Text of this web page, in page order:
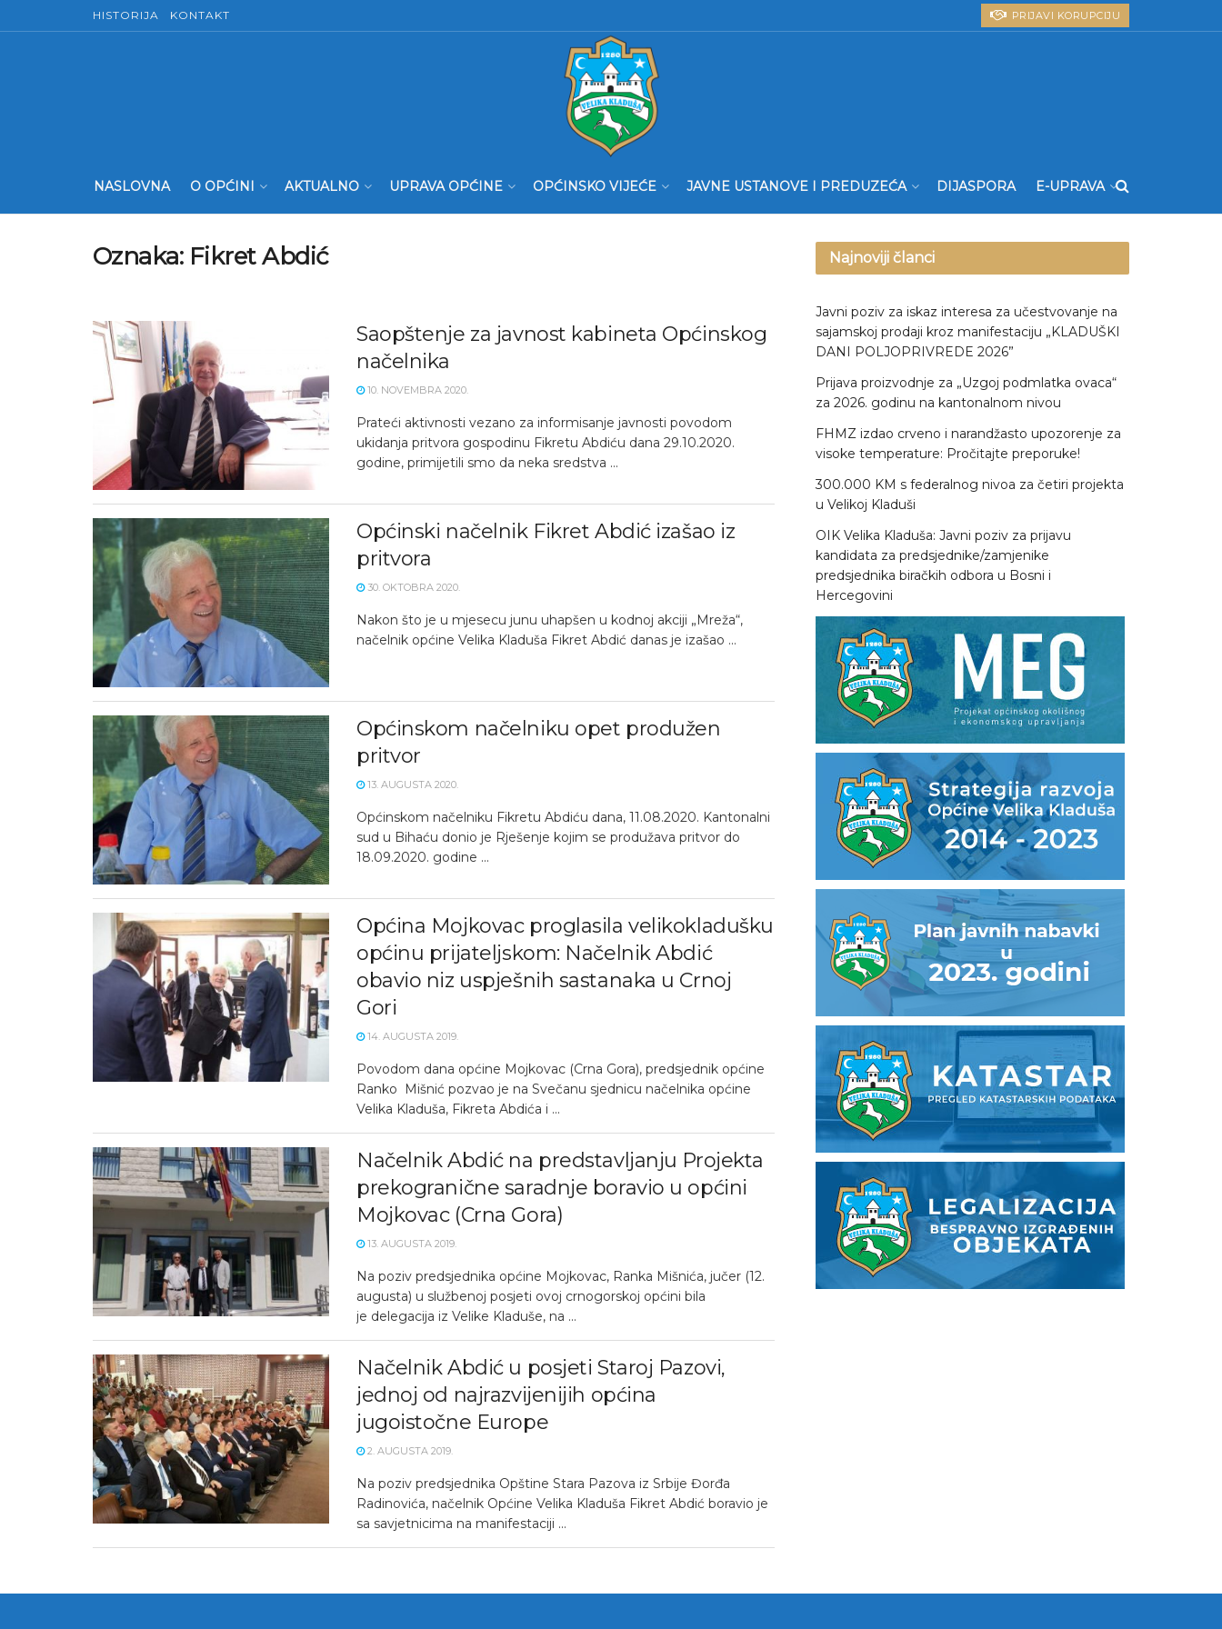
HISTORIJA KONTAKT PRIJAVI KORUPCIJU
NASLOVNA O OPĆINI AKTUALNO UPRAVA OPĆINE OPĆINSKO VIJEĆE JAVNE USTANOVE I PREDUZEĆA DIJASPORA E-UPRAVA
Oznaka: Fikret Abdić
Saopštenje za javnost kabineta Općinskog
načelnika
10. NOVEMBRA 2020.
Prateći aktivnosti vezano za informisanje javnosti povodom
ukidanja pritvora gospodinu Fikretu Abdiću dana 29.10.2020.
godine, primijetili smo da neka sredstva ...
Općinski načelnik Fikret Abdić izašao iz
pritvora
30. OKTOBRA 2020.
Nakon što je u mjesecu junu uhapšen u kodnoj akciji „Mreža“,
načelnik općine Velika Kladuša Fikret Abdić danas je izašao ...
Općinskom načelniku opet produžen
pritvor
13. AUGUSTA 2020.
Općinskom načelniku Fikretu Abdiću dana, 11.08.2020. Kantonalni
sud u Bihaću donio je Rješenje kojim se produžava pritvor do
18.09.2020. godine ...
Općina Mojkovac proglasila velikokladušku
općinu prijateljskom: Načelnik Abdić
obavio niz uspješnih sastanaka u Crnoj
Gori
14. AUGUSTA 2019.
Povodom dana općine Mojkovac (Crna Gora), predsjednik općine
Ranko Mišnić pozvao je na Svečanu sjednicu načelnika općine
Velika Kladuša, Fikreta Abdića i ...
Načelnik Abdić na predstavljanju Projekta
prekogranične saradnje boravio u općini
Mojkovac (Crna Gora)
13. AUGUSTA 2019.
Na poziv predsjednika općine Mojkovac, Ranka Mišnića, jučer (12.
augusta) u službenoj posjeti ovoj crnogorskoj općini bila
je delegacija iz Velike Kladuše, na ...
Načelnik Abdić u posjeti Staroj Pazovi,
jednoj od najrazvijenijih općina
jugoistočne Europe
2. AUGUSTA 2019.
Na poziv predsjednika Opštine Stara Pazova iz Srbije Đorđa
Radinovića, načelnik Općine Velika Kladuša Fikret Abdić boravio je
sa savjetnicima na manifestaciji ...
Najnoviji članci
Javni poziv za iskaz interesa za učestvovanje na
sajamskoj prodaji kroz manifestaciju „KLADUŠKI
DANI POLJOPRIVREDE 2026”
Prijava proizvodnje za „Uzgoj podmlatka ovaca“
za 2026. godinu na kantonalnom nivou
FHMZ izdao crveno i narandžasto upozorenje za
visoke temperature: Pročitajte preporuke!
300.000 KM s federalnog nivoa za četiri projekta
u Velikoj Kladuši
OIK Velika Kladuša: Javni poziv za prijavu
kandidata za predsjednike/zamjenike
predsjednika biračkih odbora u Bosni i
Hercegovini